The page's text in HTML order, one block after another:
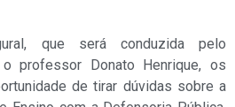
que será conduzida pelo
professor Donato Henrique, os
de tirar dúvidas sobre a